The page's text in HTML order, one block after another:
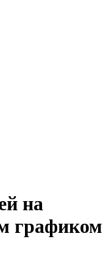
на
графиком